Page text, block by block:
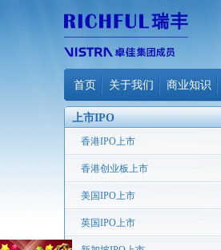
首页 关于我们 商业知识
上市IPO
香港IPO上市
香港创业板上市
美国IPO上市
英国IPO上市